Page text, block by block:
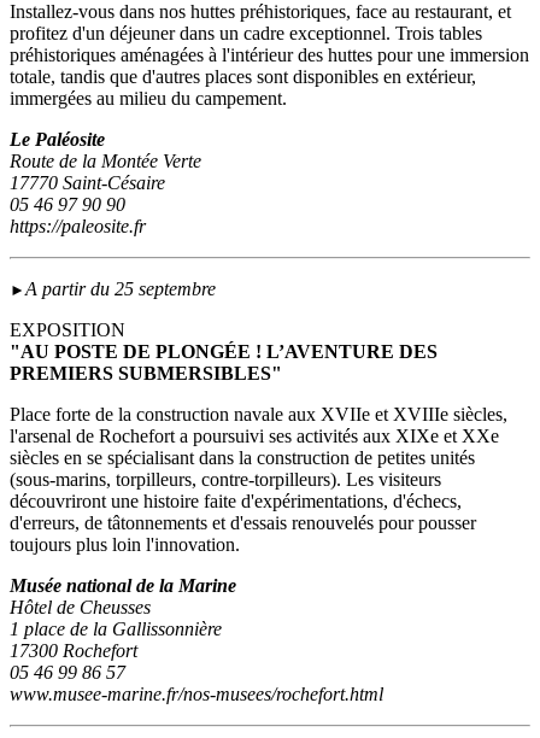
Installez-vous dans nos huttes préhistoriques, face au restaurant, et
profitez d'un déjeuner dans un cadre exceptionnel. Trois tables
préhistoriques aménagées à l'intérieur des huttes pour une immersion
totale, tandis que d'autres places sont disponibles en extérieur,
immergées au milieu du campement.
Le Paléosite
Route de la Montée Verte
17770 Saint-Césaire
05 46 97 90 90
https://paleosite.fr
►A partir du 25 septembre
EXPOSITION
"AU POSTE DE PLONGÉE ! L’AVENTURE DES
PREMIERS SUBMERSIBLES"
Place forte de la construction navale aux XVIIe et XVIIIe siècles,
l'arsenal de Rochefort a poursuivi ses activités aux XIXe et XXe
siècles en se spécialisant dans la construction de petites unités
(sous‑marins, torpilleurs, contre-torpilleurs). Les visiteurs
découvriront une histoire faite d'expérimentations, d'échecs,
d'erreurs, de tâtonnements et d'essais renouvelés pour pousser
toujours plus loin l'innovation.
Musée national de la Marine
Hôtel de Cheusses
1 place de la Gallissonnière
17300 Rochefort
05 46 99 86 57
www.musee-marine.fr/nos-musees/rochefort.html